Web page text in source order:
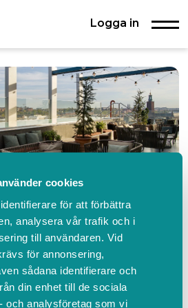
cookies
för att förbättra
analysera vår trafik och i
till användaren. Vid
för annonsering,
sådana identifierare och
din enhet till de sociala
och analysföretag som vi
Logga in
Downtown
9, Stockholm